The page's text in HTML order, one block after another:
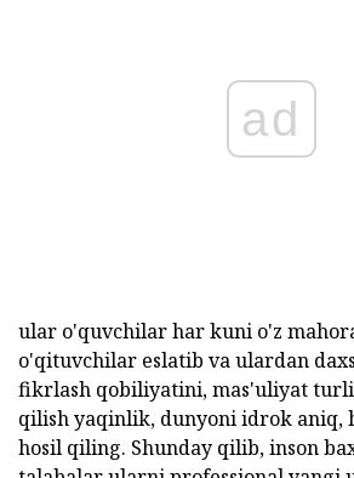
ad
ular o'quvchilar har kuni o'z
o'qituvchilar eslatib va ulardan
fikrlash qobiliyatini, mas'uliyat
qilish yaqinlik, dunyoni idrok aniq,
hosil qiling. Shunday qilib, inson